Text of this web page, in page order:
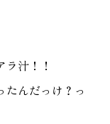
汁！！
たんだっけ？っ